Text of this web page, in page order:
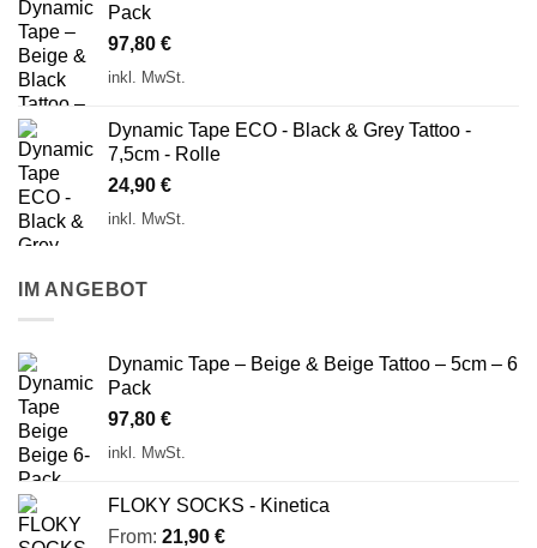
Pack
97,80 €
inkl. MwSt.
Dynamic Tape ECO - Black & Grey Tattoo -
7,5cm - Rolle
24,90 €
inkl. MwSt.
IM ANGEBOT
Dynamic Tape – Beige & Beige Tattoo – 5cm – 6
Pack
97,80 €
inkl. MwSt.
FLOKY SOCKS - Kinetica
From: 21,90 €